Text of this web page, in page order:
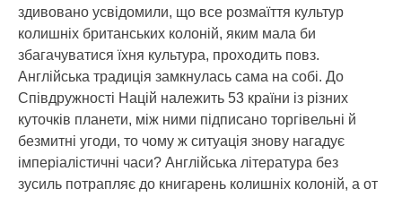
здивовано усвідомили, що все розмаїття культур
колишніх британських колоній, яким мала би
збагачуватися їхня культура, проходить повз.
Англійська традиція замкнулась сама на собі. До
Співдружності Націй належить 53 країни із різних
куточків планети, між ними підписано торгівельні й
безмитні угоди, то чому ж ситуація знову нагадує
імперіалістичні часи? Англійська література без
зусиль потрапляє до книгарень колишніх колоній, а от